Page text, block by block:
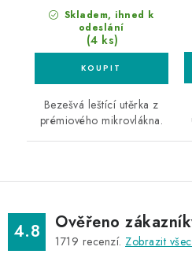
Skladem, ihned k
odeslání
(4 ks)
Bezešvá leštící utěrka z
prémiového mikrovlákna.
4.8 Ověřeno
1719 recenzí. Zobrazit